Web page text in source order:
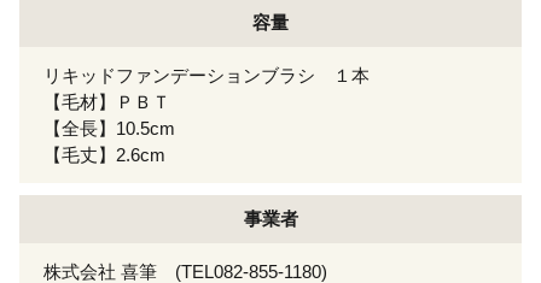
容量
リキッドファンデーションブラシ １本
【毛材】ＰＢＴ
【全長】10.5cm
【毛丈】2.6cm
事業者
株式会社 喜筆 (TEL082-855-1180)